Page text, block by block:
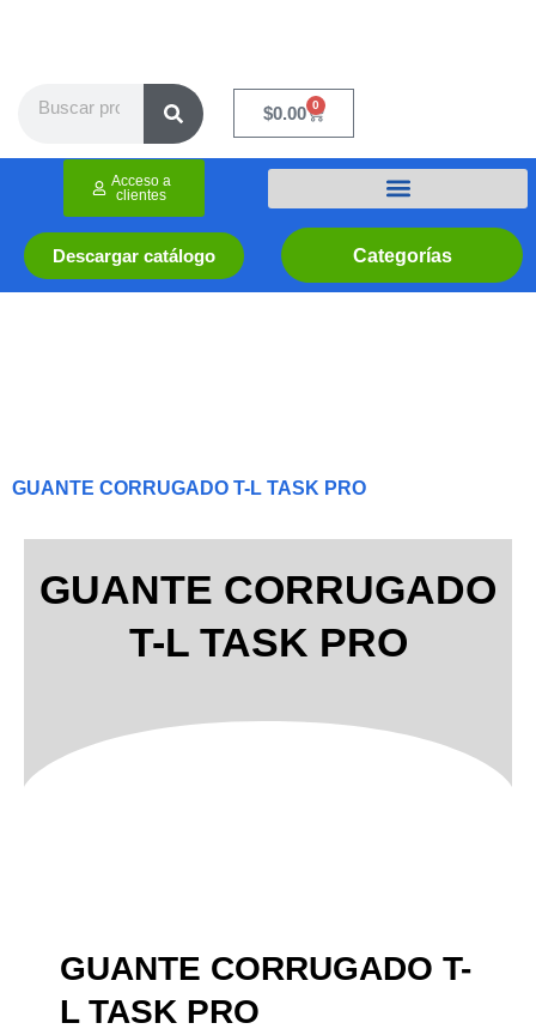
$0.00 0
Cart
Categorías
Descargar catálogo
Acceso a
clientes
GUANTE CORRUGADO T-L TASK PRO
GUANTE CORRUGADO
T-L TASK PRO
GUANTE CORRUGADO T-
L TASK PRO